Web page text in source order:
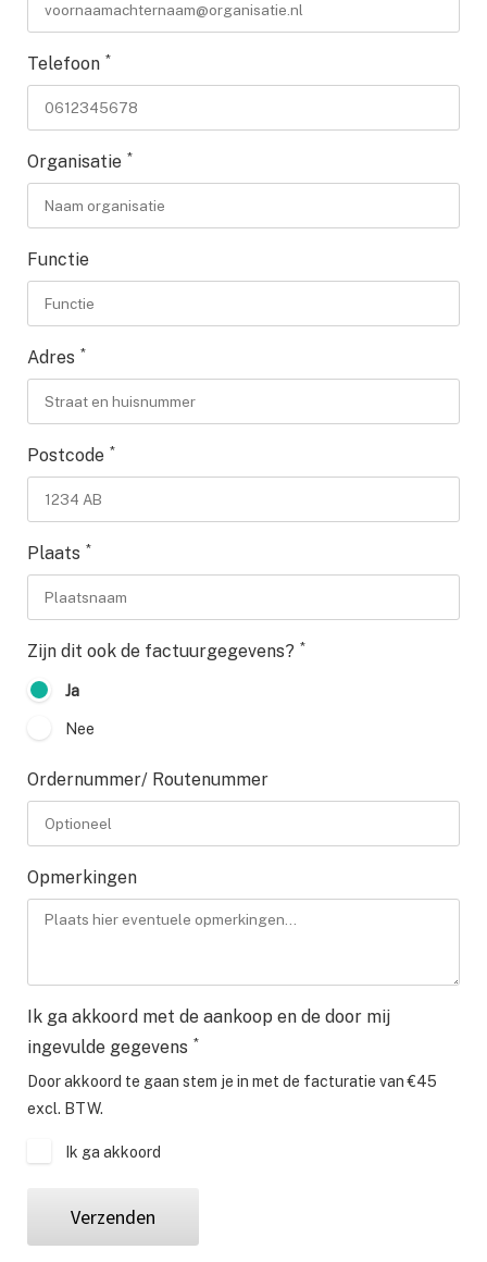
Telefoon *
Organisatie *
Functie
Adres *
Postcode *
Plaats *
Zijn dit ook de factuurgegevens? *
Ja
Nee
Ordernummer/ Routenummer
Opmerkingen
Ik ga akkoord met de aankoop en de door mij
ingevulde gegevens *
Door akkoord te gaan stem je in met de facturatie van €45
excl. BTW.
Ik ga akkoord
Verzenden